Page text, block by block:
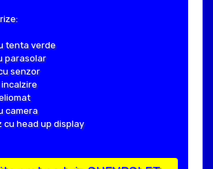
tenta verde
parasolar
senzor
camera
cu head up display